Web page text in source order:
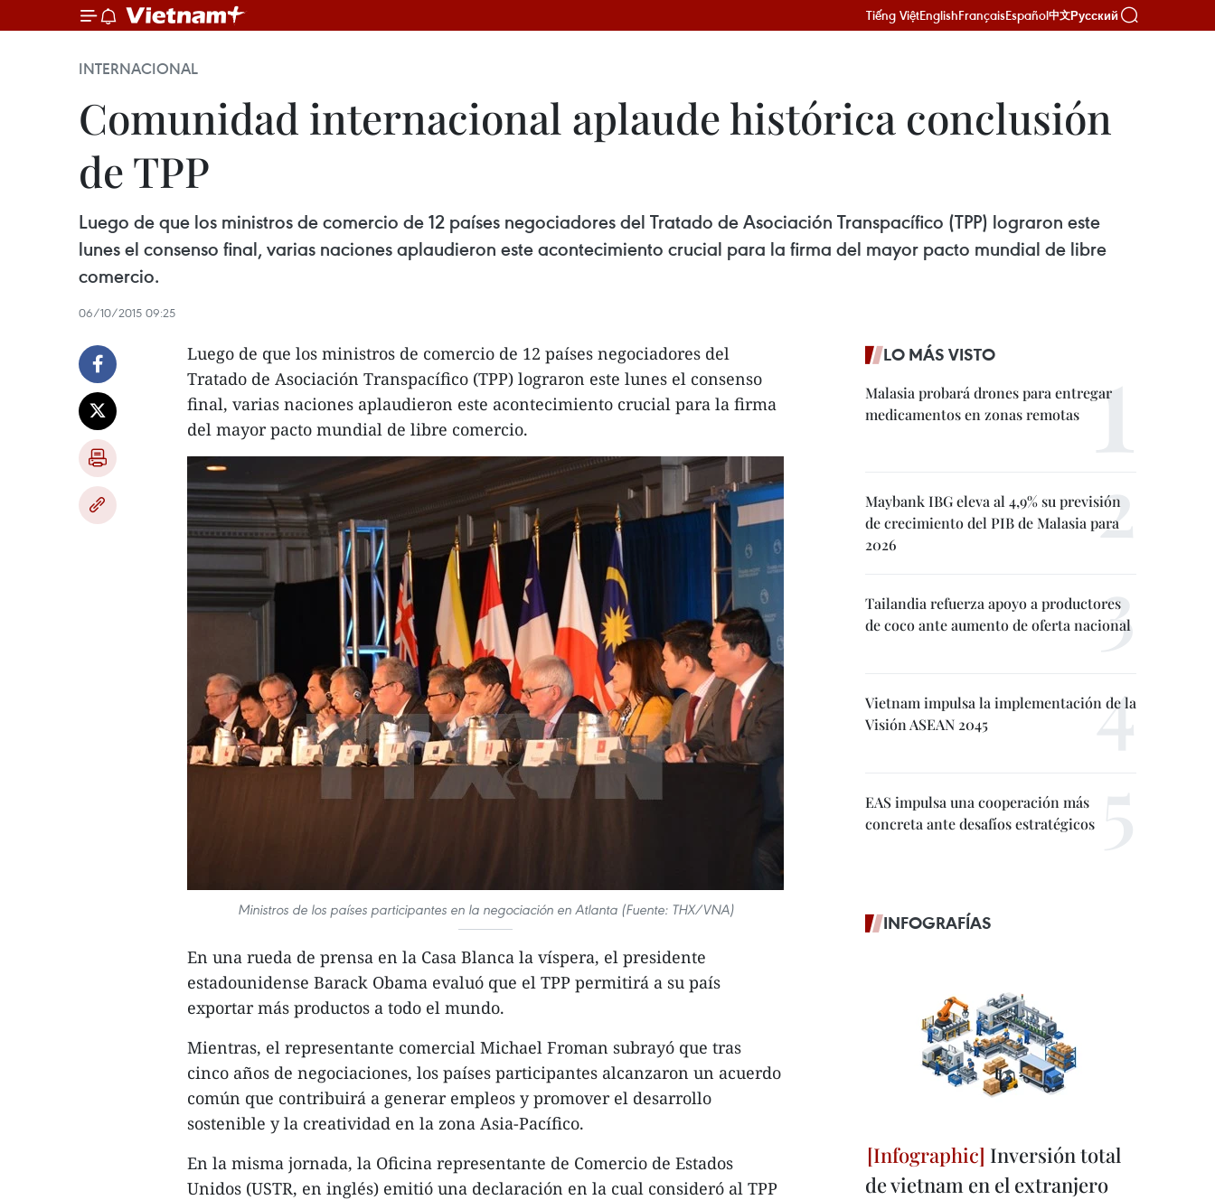
Tiếng ViệtEnglishFrançaisEspañol中文Русский
INTERNACIONAL
Comunidad internacional aplaude histórica conclusión
de TPP
Luego de que los ministros de comercio de 12 países negociadores del Tratado de Asociación Transpacífico (TPP) lograron este
lunes el consenso final, varias naciones aplaudieron este acontecimiento crucial para la firma del mayor pacto mundial de libre
comercio.
06/10/2015 09:25
Luego de que los ministros de comercio de 12 países negociadores del
Tratado de Asociación Transpacífico (TPP) lograron este lunes el consenso
final, varias naciones aplaudieron este acontecimiento crucial para la firma
del mayor pacto mundial de libre comercio.
Ministros de los países participantes en la negociación en Atlanta (Fuente: THX/VNA)
En una rueda de prensa en la Casa Blanca la víspera, el presidente
estadounidense Barack Obama evaluó que el TPP permitirá a su país
exportar más productos a todo el mundo.
Mientras, el representante comercial Michael Froman subrayó que tras
cinco años de negociaciones, los países participantes alcanzaron un acuerdo
común que contribuirá a generar empleos y promover el desarrollo
sostenible y la creatividad en la zona Asia-Pacífico.
En la misma jornada, la Oficina representante de Comercio de Estados
Unidos (USTR, en inglés) emitió una declaración en la cual consideró al TPP
LO MÁS VISTO
Malasia probará drones para entregar
medicamentos en zonas remotas
Maybank IBG eleva al 4,9% su previsión
de crecimiento del PIB de Malasia para
2026
Tailandia refuerza apoyo a productores
de coco ante aumento de oferta nacional
Vietnam impulsa la implementación de la
Visión ASEAN 2045
EAS impulsa una cooperación más
concreta ante desafíos estratégicos
INFOGRAFÍAS
Inversión total
de vietnam en el extranjero